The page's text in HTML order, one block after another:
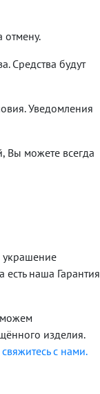
отмену.
Средства будут
Уведомления
Вы можете всегда
украшение
наша Гарантия
изделия.
свяжитесь с нами.